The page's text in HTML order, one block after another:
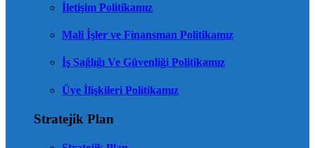
İletişim Politikamız
Mali İşler ve Finansman Politikamız
İş Sağlığı Ve Güvenliği Politikamız
Üye İlişkileri Politikamız
Stratejik Plan